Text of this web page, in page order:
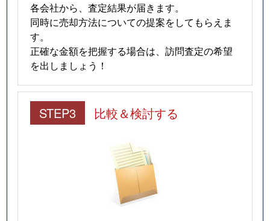
各会社から、査定結果が届きます。
同時に売却方法についての提案をしてもらえま
す。
正確な金額を把握する場合は、訪問査定の希望
を出しましょう！
STEP3 比較＆検討する